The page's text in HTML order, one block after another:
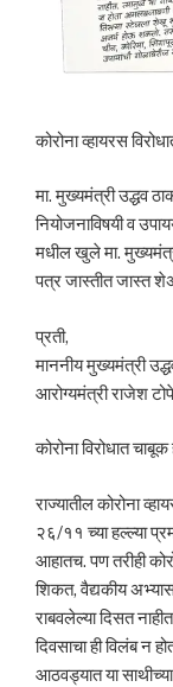
कोरोना व्हायरस
मा. मुख्यमंत्री उद्धव
नियोजनाविषयी व
मधील खुले मा.
पत्र जास्तीत जास्त
प्रती,
माननीय मुख्यमंत्री
आरोग्यमंत्री राजेश
कोरोना विरोधात
राज्यातील कोरोना
२६/११ च्या हल्ल्या
आहातच. पण तरीही
शिकत, वैद्यकीय
राबवलेल्या दिसत
दिवसाचा ही विलंब न
आठवड्यात या